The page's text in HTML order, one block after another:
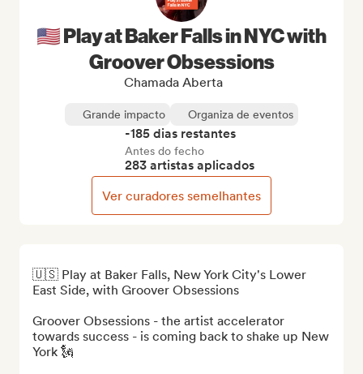
🇺🇸 Play at Baker Falls, New York City's Lower
East Side, with Groover Obsessions
Groover Obsessions - the artist accelerator
towards success - is coming back to shake up New
York 🗽
🇺🇸 Play at Baker Falls in NYC with
Groover Obsessions
Chamada Aberta
Grande impacto Organiza de eventos
-185 dias restantes
Antes do fecho
283 artistas aplicados
Ver curadores semelhantes